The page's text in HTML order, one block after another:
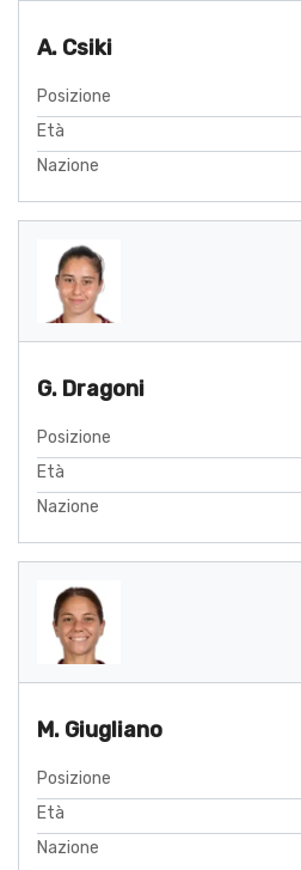
A. Csiki
Posizione
Età
Nazione
G. Dragoni
Posizione
Età
Nazione
M. Giugliano
Posizione
Età
Nazione